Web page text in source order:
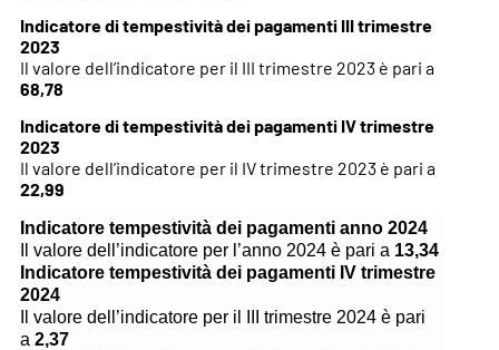
Indicatore di tempestività dei pagamenti III trimestre
2023
Il valore dell’indicatore per il III trimestre 2023 è pari a
68,78
Indicatore di tempestività dei pagamenti IV trimestre
2023
Il valore dell’indicatore per il IV trimestre 2023 è pari a
22,99
Indicatore tempestività dei pagamenti anno 2024
Il valore dell’indicatore per l’anno 2024 è pari a 13,34
Indicatore tempestività dei pagamenti IV trimestre
2024
Il valore dell’indicatore per il III trimestre 2024 è pari
a 2,37